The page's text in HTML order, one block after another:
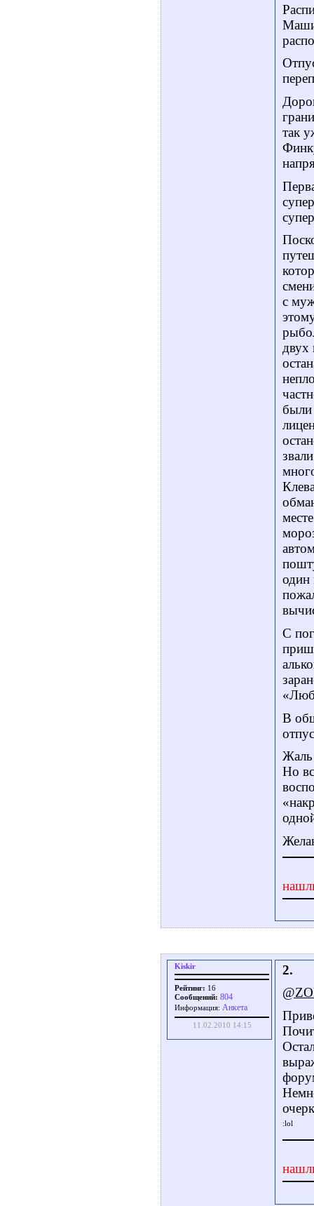
так
с
двух
были
один
С
В
Жаль
Но
Kiskir
Рейтинг: 16
Сообщений: 804
Информация: Aнкета
11.02.2010 14:15
2.